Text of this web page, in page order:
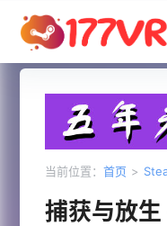
当前位置： 首页 >
捕获与放